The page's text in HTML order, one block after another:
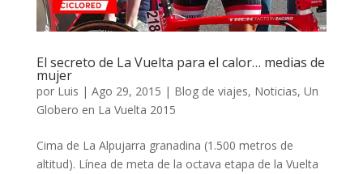
El secreto de La Vuelta para el calor… medias de
mujer
por Luis | Ago 29, 2015 | Blog de viajes, Noticias, Un
Globero en La Vuelta 2015
Cima de La Alpujarra granadina (1.500 metros de
altitud). Línea de meta de la octava etapa de la Vuelta